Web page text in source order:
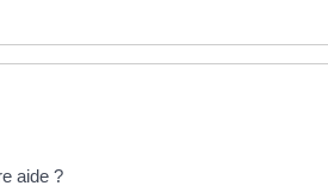
aide ?